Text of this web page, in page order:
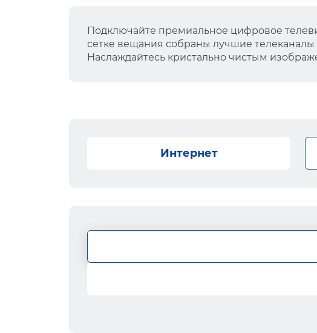
Подключайте премиальное цифровое
сетке вещания собраны лучшие телеканалы
Наслаждайтесь кристально чистым
Интернет